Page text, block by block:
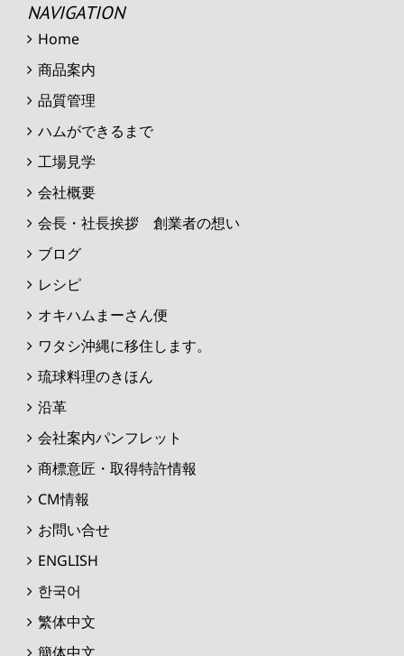
NAVIGATION
Home
商品案内
品質管理
ハムができるまで
工場見学
会社概要
会長・社長挨拶 創業者の想い
ブログ
レシピ
オキハムまーさん便
ワタシ沖縄に移住します。
琉球料理のきほん
沿革
会社案内パンフレット
商標意匠・取得特許情報
CM情報
お問い合せ
ENGLISH
한국어
繁体中文